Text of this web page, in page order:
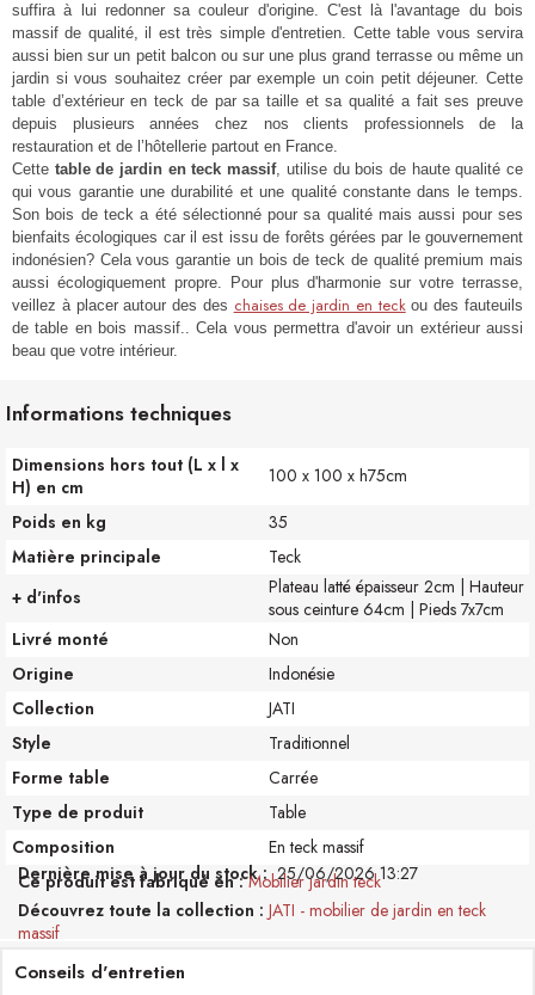
suffira à lui redonner sa couleur d'origine. C'est là l'avantage du bois
massif de qualité, il est très simple d'entretien. Cette table vous servira
aussi bien sur un petit balcon ou sur une plus grand terrasse ou même un
jardin si vous souhaitez créer par exemple un coin petit déjeuner. Cette
table d’extérieur en teck de par sa taille et sa qualité a fait ses preuve
depuis plusieurs années chez nos clients professionnels de la
restauration et de l’hôtellerie partout en France.
Cette table de jardin en teck massif, utilise du bois de haute qualité ce
qui vous garantie une durabilité et une qualité constante dans le temps.
Son bois de teck a été sélectionné pour sa qualité mais aussi pour ses
bienfaits écologiques car il est issu de forêts gérées par le gouvernement
indonésien? Cela vous garantie un bois de teck de qualité premium mais
aussi écologiquement propre. Pour plus d'harmonie sur votre terrasse,
veillez à placer autour des des chaises de jardin en teckou des fauteuils
de table en bois massif.. Cela vous permettra d'avoir un extérieur aussi
beau que votre intérieur.
Informations techniques
Dimensions hors tout (L x l x
H) en cm
100 x 100 x h75cm
Poids en kg
35
Matière principale
Teck
+ d'infos
Plateau latté épaisseur 2cm | Hauteur
sous ceinture 64cm | Pieds 7x7cm
Livré monté
Non
Origine
Indonésie
Collection
JATI
Style
Traditionnel
Forme table
Carrée
Type de produit
Table
Composition
En teck massif
Dernière mise à jour du stock : 25/06/2026 13:27
Ce produit est fabriqué en Mobilier jardin teck
Découvrez toute la collection
JATI - mobilier de jardin en teck
massif
Conseils d'entretien